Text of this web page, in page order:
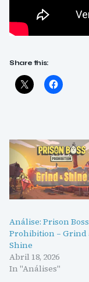
Share this:
Análise: Prison Boss
Prohibition – Grind
Shine
Abril 18, 2026
In "Análises"